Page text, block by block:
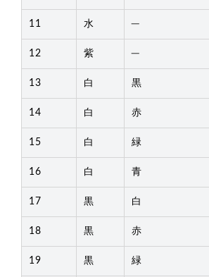
11 水 ─
12 紫 ─
13 白 黒
14 白 赤
15 白 緑
16 白 青
17 黒 白
18 黒 赤
19 黒 緑